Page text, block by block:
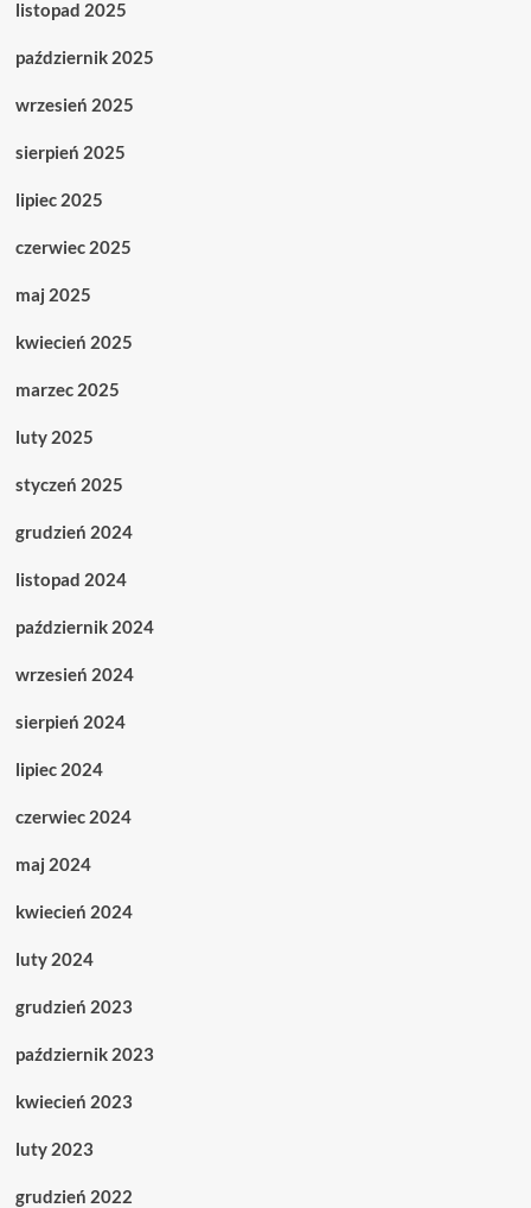
listopad 2025
październik 2025
wrzesień 2025
sierpień 2025
lipiec 2025
czerwiec 2025
maj 2025
kwiecień 2025
marzec 2025
luty 2025
styczeń 2025
grudzień 2024
listopad 2024
październik 2024
wrzesień 2024
sierpień 2024
lipiec 2024
czerwiec 2024
maj 2024
kwiecień 2024
luty 2024
grudzień 2023
październik 2023
kwiecień 2023
luty 2023
grudzień 2022